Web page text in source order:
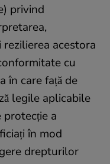
privind
acestora
cu
în care față de
legile aplicabile
a
în mod
drepturilor